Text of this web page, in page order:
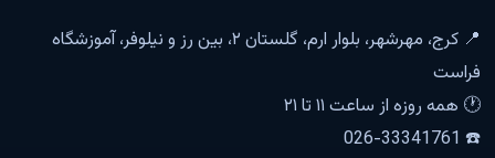
📍 کرج، مهرشهر، بلوار ارم، گلستان ۲، بین رز و نیلوفر، آموزشگاه
فراست
🕐 همه روزه از ساعت ۱۱ تا ۲۱
☎️ 026-33341761